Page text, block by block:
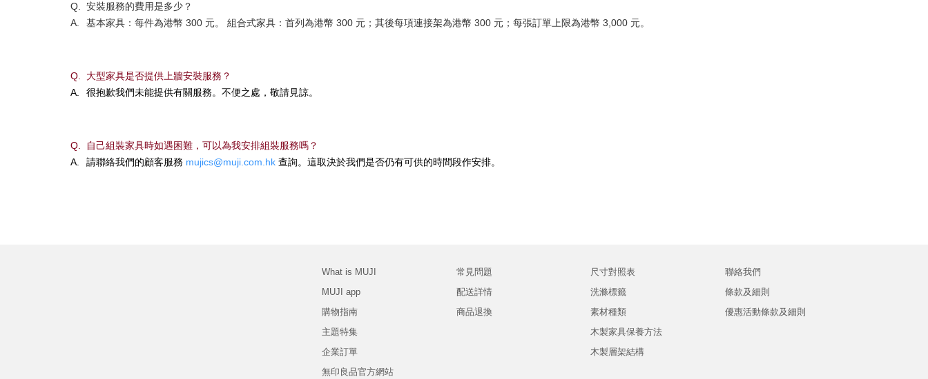
Q. 安裝服務的費用是多少？
A.
基本家具：每件為港幣 300 元。 組合式家具：首列為港幣 300 元；其後每項連接架為港幣 300 元；每張訂單上限為港幣 3,000 元。
Q.
大型家具是否提供上牆安裝服務？
A.
很抱歉我們未能提供有關服務。不便之處，敬請見諒。
Q.
自己組裝家具時如遇困難，可以為我安排組裝服務嗎？
A.
請聯絡我們的顧客服務 mujics@muji.com.hk 查詢。這取決於我們是否仍有可供的時間段作安排。
What is MUJI
MUJI app
購物指南
主題特集
企業訂單
無印良品官方網站
常見問題
配送詳情
商品退換
尺寸對照表
洗滌標籤
素材種類
木製家具保養方法
木製層架結構
聯絡我們
條款及細則
優惠活動條款及細則